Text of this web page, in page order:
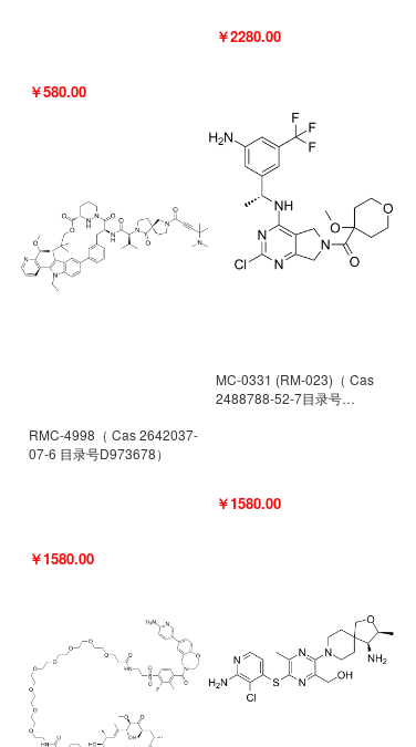
￥580.00
RMC-4998（ Cas 2642037-
07-6 目录号D973678）
￥1580.00
￥2280.00
MC-0331 (RM-023)（ Cas
2488788-52-7目录号
￥1580.00